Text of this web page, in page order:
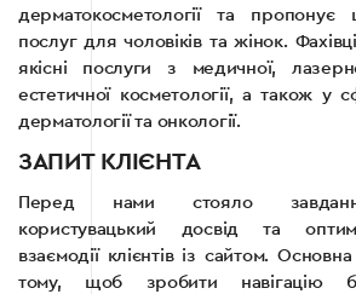
дерматокосметології та
послуг для чоловіків та жінок.
якісні послуги з медичної,
естетичної косметології, а також у
дерматології та онкології.
ЗАПИТ КЛІЄНТА
Перед нами стояло
користувацький досвід та
взаємодії клієнтів із сайтом.
тому, щоб зробити навігацію